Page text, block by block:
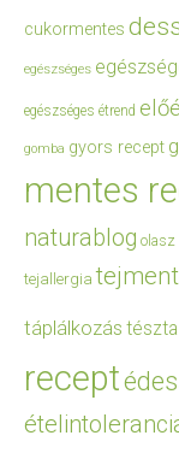
cukormentes
egészséges
egészséges étrend
gomba gyors recept
mentes
naturablog olasz
tejallergia
táplálkozás tészta
recept